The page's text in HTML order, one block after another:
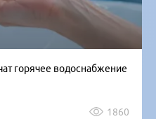
горячее водоснабжение
1860